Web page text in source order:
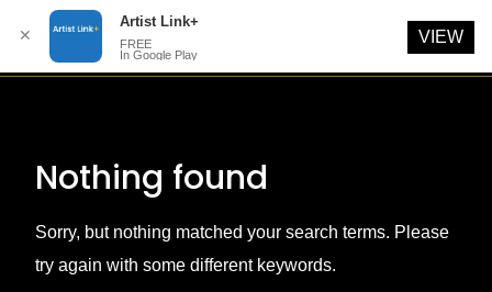
Nothing found
Sorry, but nothing matched your search terms. Please
try again with some different keywords.
✕
Artist Link+
FREE
In Google Play
VIEW